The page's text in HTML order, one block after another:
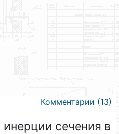
Комментарии (13)
сечения в